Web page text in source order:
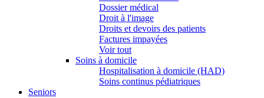
Dossier médical
Droit à l'image
Droits et devoirs des patients
Factures impayées
Voir tout
Soins à domicile
Hospitalisation à domicile (HAD)
Soins continus pédiatriques
Seniors